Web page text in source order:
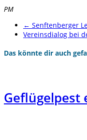
PM
← Senftenberger
Vereinsdialog bei
Das könnte dir auch
Geflügelpest